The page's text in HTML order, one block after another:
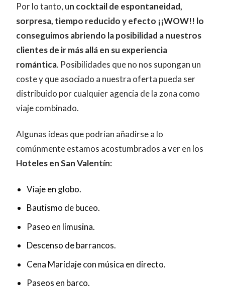
Por lo tanto, un cocktail de espontaneidad,
sorpresa, tiempo reducido y efecto ¡¡WOW!! lo
conseguimos abriendo la posibilidad a nuestros
clientes de ir más allá en su experiencia
romántica. Posibilidades que no nos supongan un
coste y que asociado a nuestra oferta pueda ser
distribuido por cualquier agencia de la zona como
viaje combinado.
Algunas ideas que podrían añadirse a lo
comúnmente estamos acostumbrados a ver en los
Hoteles en San Valentín:
Viaje en globo.
Bautismo de buceo.
Paseo en limusina.
Descenso de barrancos.
Cena Maridaje con música en directo.
Paseos en barco.